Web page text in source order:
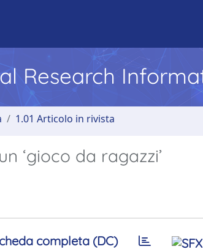
Research
1.01 Articolo in rivista
‘gioco da ragazzi’
completa (DC)